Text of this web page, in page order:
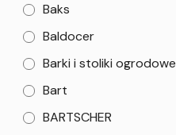
Baks
Baldocer
Barki i stoliki ogrodowe
Bart
BARTSCHER